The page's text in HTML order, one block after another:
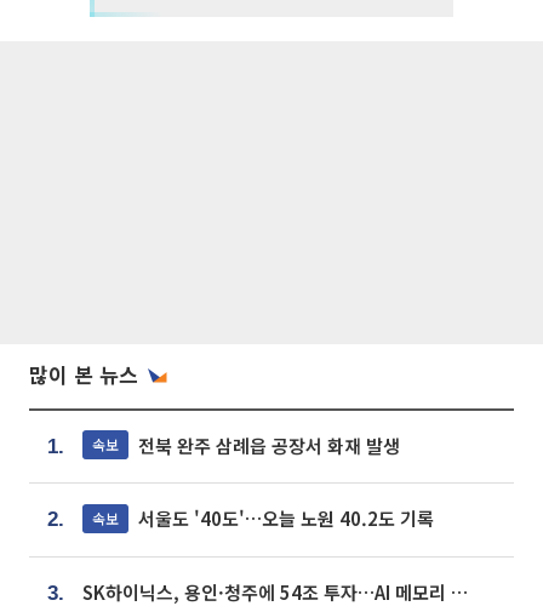
많이 본 뉴스
1. 속보 전북 완주 삼례읍 공장서 화재 발생
2. 속보 서울도 '40도'…오늘 노원 40.2도 기록
3. SK하이닉스, 용인·청주에 54조 투자…AI 메모리 생산기지 키운다